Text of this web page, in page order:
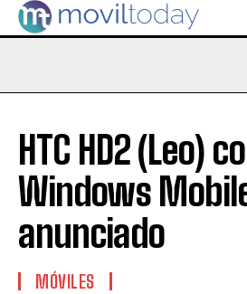
HTC HD2 (Leo)
Windows
anunciado
MÓVILES